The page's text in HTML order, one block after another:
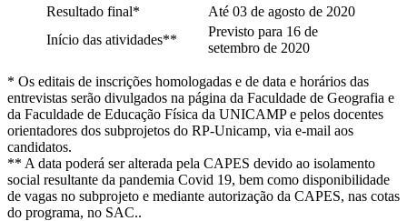
Resultado final*
Até 03 de agosto de 2020
Início das atividades**
Previsto para 16 de
setembro de 2020
* Os editais de inscrições homologadas e de data e horários das
entrevistas serão divulgados na página da Faculdade de Geografia e
da Faculdade de Educação Física da UNICAMP e pelos docentes
orientadores dos subprojetos do RP-Unicamp, via e-mail aos
candidatos.
** A data poderá ser alterada pela CAPES devido ao isolamento
social resultante da pandemia Covid 19, bem como disponibilidade
de vagas no subprojeto e mediante autorização da CAPES, nas cotas
do programa, no SAC..